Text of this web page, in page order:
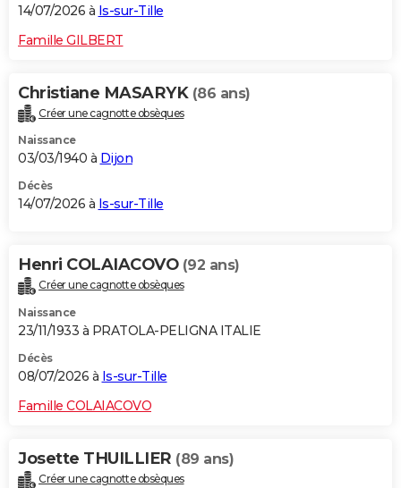
14/07/2026 à Is-sur-Tille
Famille GILBERT
Christiane MASARYK (86 ans)
Créer une cagnotte obsèques
Naissance
03/03/1940 à Dijon
Décès
14/07/2026 à Is-sur-Tille
Henri COLAIACOVO (92 ans)
Créer une cagnotte obsèques
Naissance
23/11/1933 à PRATOLA-PELIGNA ITALIE
Décès
08/07/2026 à Is-sur-Tille
Famille COLAIACOVO
Josette THUILLIER (89 ans)
Créer une cagnotte obsèques